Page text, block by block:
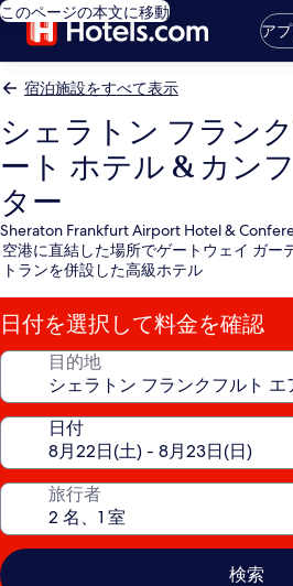
このページの本文に移動
ア
宿泊施設をすべて表示
シェラトン フラン
ート ホテル & カン
ター
Sheraton Frankfurt Airport Hotel &
空港に直結した場所でゲートウェイ ガー
トランを併設した高級ホテル
日付を選択して料金を確認
目的地
日付
旅行者
検索